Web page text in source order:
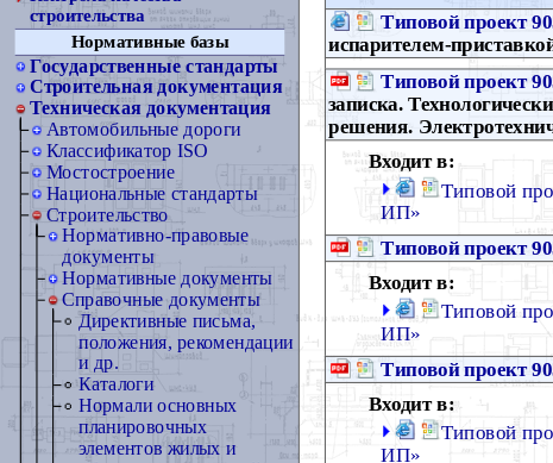
строительства
Нормативные базы
Государственные стандарты
Строительная документация
Техническая документация
Автомобильные дороги
Классификатор ISO
Мостостроение
Национальные стандарты
Строительство
Нормативно-правовые
документы
Нормативные документы
Справочные документы
Директивные письма,
положения, рекомендации
и др.
Каталоги
Нормали основных
планировочных
элементов жилых и
Типовой проект
испарителем-
Типовой проект
записка.
решения.
Входит в:
Типовой
ИП»
Типовой проект
Входит в:
Типовой
ИП»
Типовой проект
Входит в:
Типовой
ИП»